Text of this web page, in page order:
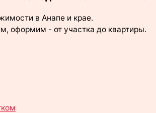
в Анапе и крае.
оформим - от участка до квартиры.